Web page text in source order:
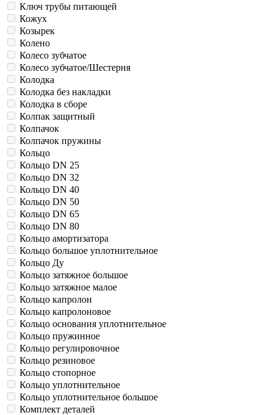
Ключ трубы питающей
Кожух
Козырек
Колено
Колесо зубчатое
Колесо зубчатое/Шестерня
Колодка
Колодка без накладки
Колодка в сборе
Колпак защитный
Колпачок
Колпачок пружины
Кольцо
Кольцо DN 25
Кольцо DN 32
Кольцо DN 40
Кольцо DN 50
Кольцо DN 65
Кольцо DN 80
Кольцо амортизатора
Кольцо большое уплотнительное
Кольцо Ду
Кольцо затяжное большое
Кольцо затяжное малое
Кольцо капролон
Кольцо капролоновое
Кольцо основания уплотнительное
Кольцо пружинное
Кольцо регулировочное
Кольцо резиновое
Кольцо стопорное
Кольцо уплотнительное
Кольцо уплотнительное большое
Комплект деталей